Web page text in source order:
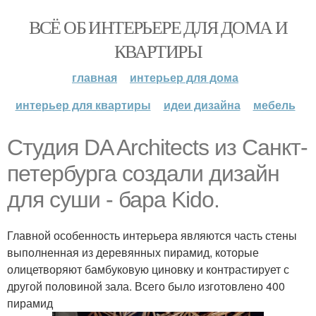
ВСЁ ОБ ИНТЕРЬЕРЕ ДЛЯ ДОМА И
КВАРТИРЫ
главная
интерьер для дома
интерьер для квартиры
идеи дизайна мебель
Студия DA Architects из Санкт-
петербурга создали дизайн
для суши - бара Kido.
Главной особенность интерьера являются часть стены
выполненная из деревянных пирамид, которые
олицетворяют бамбуковую циновку и контрастирует с
другой половиной зала. Всего было изготовлено 400
пирамид